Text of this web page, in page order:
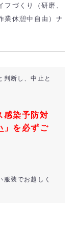
づくり（研磨、
休憩中自由）ナ
判断し、中止と
感染予防対
」を必ずご
装でお越しく